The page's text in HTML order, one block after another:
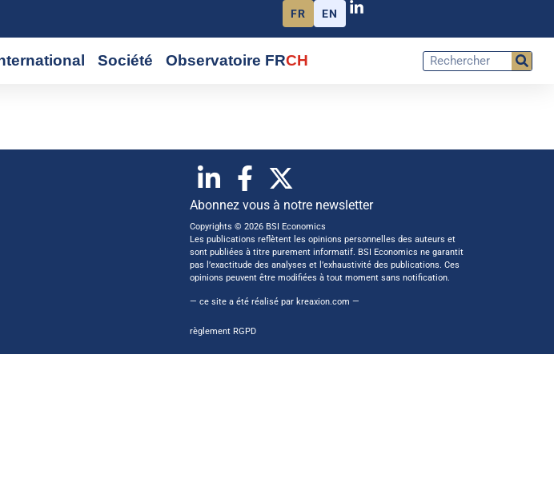
FR EN
Société Observatoire FRCH
Abonnez vous à notre newsletter
Copyrights © 2026 BSI Economics
Les publications reflètent les opinions personnelles des auteurs et
sont publiées à titre purement informatif. BSI Economics ne garantit
pas l’exactitude des analyses et l’exhaustivité des publications. Ces
opinions peuvent être modifiées à tout moment sans notification.
— ce site a été réalisé par kreaxion.com —
règlement RGPD